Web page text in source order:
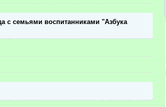
с семьями воспитанниками "Азбука